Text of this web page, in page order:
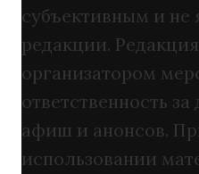
субъективным и не
редакции.
организатором
ответственность
афиш и анонсов.
использовании